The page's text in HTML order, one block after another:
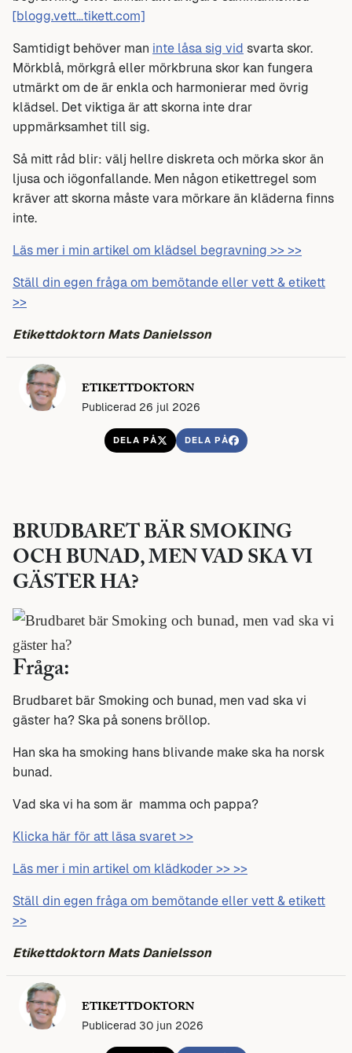
[blogg.vett…tikett.com]
Samtidigt behöver man inte låsa sig vid svarta skor.
Mörkblå, mörkgrå eller mörkbruna skor kan fungera
utmärkt om de är enkla och harmonierar med övrig
klädsel. Det viktiga är att skorna inte drar
uppmärksamhet till sig.
Så mitt råd blir: välj hellre diskreta och mörka skor än
ljusa och iögonfallande. Men någon etikettregel som
kräver att skorna måste vara mörkare än kläderna finns
inte.
Läs mer i min artikel om klädsel begravning >> >>
Ställ din egen fråga om bemötande eller vett & etikett
>>
Etikettdoktorn Mats Danielsson
ETIKETTDOKTORN
Publicerad 26 jul 2026
DELA PÅ DELA PÅ
BRUDBARET BÄR SMOKING
OCH BUNAD, MEN VAD SKA VI
GÄSTER HA?
Fråga:
Brudbaret bär Smoking och bunad, men vad ska vi
gäster ha? Ska på sonens bröllop.
Han ska ha smoking hans blivande make ska ha norsk
bunad.
Vad ska vi ha som är mamma och pappa?
Klicka här för att läsa svaret >>
Läs mer i min artikel om klädkoder >> >>
Ställ din egen fråga om bemötande eller vett & etikett
>>
Etikettdoktorn Mats Danielsson
ETIKETTDOKTORN
Publicerad 30 jun 2026